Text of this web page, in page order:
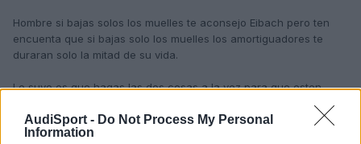
AudiSport - Do Not Process My Personal
Information
Hombre si bajas solos los muelles te aconsejo Eibach pero ten
encuenta que si bajas solo los muelles los amortiguadores te
duraran solo la mitad de su vida.
Lo suyo es que hagas las dos cosas a la vez para que esten